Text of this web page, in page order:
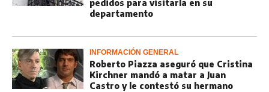
pedidos para visitarla en su
departamento
INFORMACIÓN GENERAL
Roberto Piazza aseguró que Cristina
Kirchner mandó a matar a Juan
Castro y le contestó su hermano